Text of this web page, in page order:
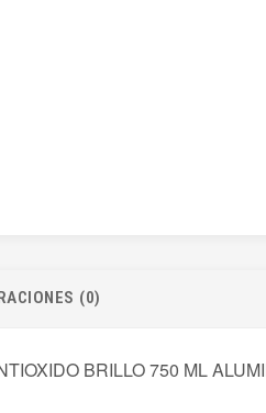
(0)
BRILLO 750 ML